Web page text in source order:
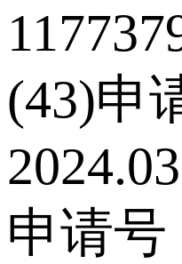
(43)申
申请号